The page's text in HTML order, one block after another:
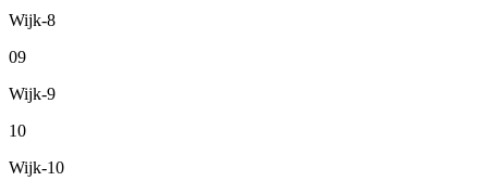
Wijk-8
09
Wijk-9
10
Wijk-10